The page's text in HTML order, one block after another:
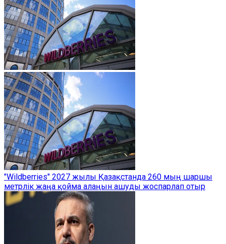
"Wildberries" 2027 жылы Қазақстанда 260 мың шаршы
метрлік жаңа қойма алаңын ашуды жоспарлап отыр